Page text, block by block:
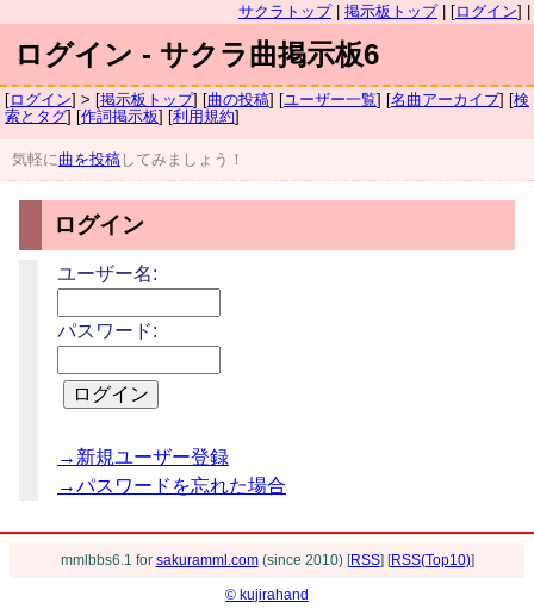
サクラトップ| 掲示板トップ| [ログイン] |
ログイン - サクラ曲掲示板6
[ログイン] > [掲示板トップ] [曲の投稿] [ユーザー一覧] [名曲アーカイブ] [検
索とタグ] [作詞掲示板] [利用規約]
気軽に曲を投稿 してみましょう！
ログイン
ユーザー名:
パスワード:
→新規ユーザー登録
→パスワードを忘れた場合
mmlbbs6.1 for sakuramml.com(since 2010) [RSS] [RSS(Top10)]
© kujirahand